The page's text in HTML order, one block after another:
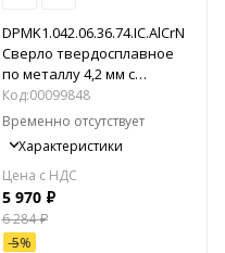
DPMK1.042.06.36.74.IC.AlCrN
Сверло твердосплавное
по металлу 4,2 мм с
каналами для подвода
СОЖ
Код:00099848
Временно отсутствует
Характеристики
5 970₽
6 284₽
-5%